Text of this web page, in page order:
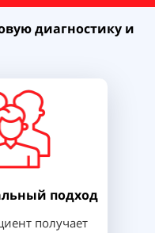
диагностику и
подход
получает